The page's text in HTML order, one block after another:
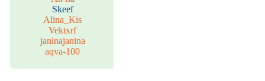
Skeef
Alina_Kis
Vektxrf
janinajanina
aqva-100